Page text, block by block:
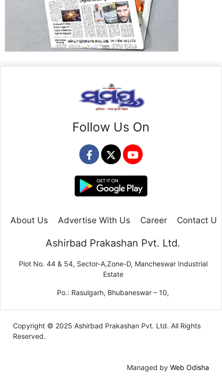
Follow Us On
About Us Advertise With Us Career Contact Us
Ashirbad Prakashan Pvt. Ltd.
Plot No. 44 & 54, Sector-A,Zone-D, Mancheswar Industrial
Estate
Po.: Rasulgarh, Bhubaneswar – 10,
Copyright © 2025 Ashirbad Prakashan Pvt. Ltd. All Rights
Reserved.
Managed by Web Odisha